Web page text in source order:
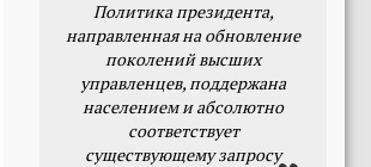
Политика президента,
направленная на обновление
поколений высших
управленцев, поддержана
населением и абсолютно
соответствует
существующему запросу